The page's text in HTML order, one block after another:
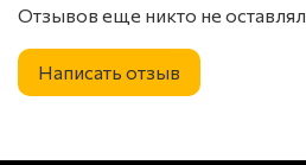
Отзывов еще никто не оставлял
Написать отзыв